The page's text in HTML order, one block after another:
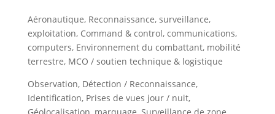
Aéronautique, Reconnaissance, surveillance,
exploitation, Command & control, communications,
computers, Environnement du combattant, mobilité
terrestre, MCO / soutien technique & logistique
Observation, Détection / Reconnaissance,
Identification, Prises de vues jour / nuit,